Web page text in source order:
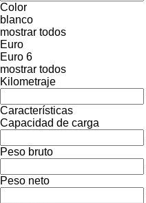
Color
blanco
mostrar todos
Euro
Euro 6
mostrar todos
Kilometraje
Características
Capacidad de carga
Peso bruto
Peso neto